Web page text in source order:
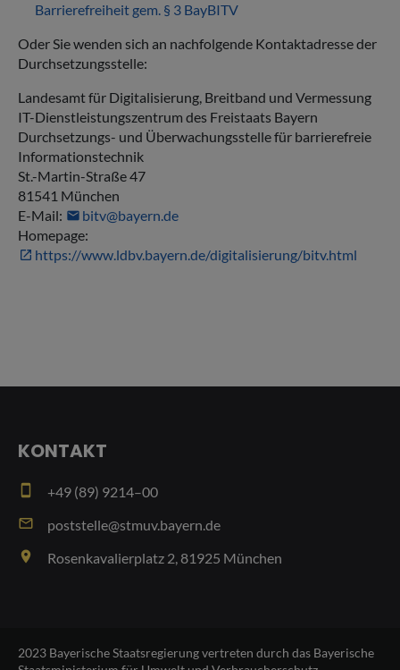
Barrierefreiheit gem. § 3 BayBITV
Oder Sie wenden sich an nachfolgende Kontaktadresse der
Durchsetzungsstelle:
Landesamt für Digitalisierung, Breitband und Vermessung
IT-Dienstleistungszentrum des Freistaats Bayern
Durchsetzungs- und Überwachungsstelle für barrierefreie
Informationstechnik
St.-Martin-Straße 47
81541 München
E-Mail:
bitv@bayern.de
Homepage:
https://www.ldbv.bayern.de/digitalisierung/bitv.html
KONTAKT
smartphone +49 (89) 9214–00
email poststelle@stmuv.bayern.de
place Rosenkavalierplatz 2, 81925 München
2023 Bayerische Staatsregierung vertreten durch das Bayerische